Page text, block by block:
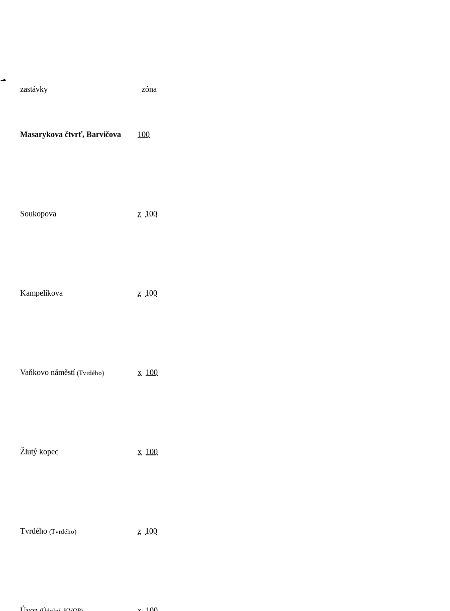
zastávky zóna
Masarykova čtvrť, Barvičova 100
Soukopova z 100
Kampelíkova z 100
Vaňkovo náměstí (Tvrdého) x 100
Žlutý kopec x 100
Tvrdého (Tvrdého) z 100